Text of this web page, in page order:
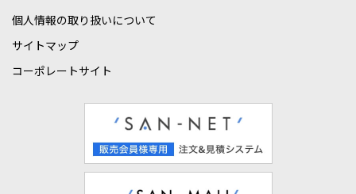
個人情報の取り扱いについて
サイトマップ
コーポレートサイト